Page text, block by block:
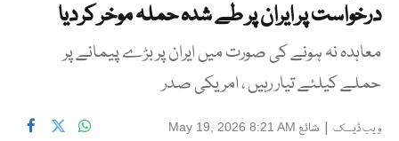
درخواست پر ایران پر طے شدہ حملہ موخر کر دیا
معاہدہ نہ ہونے کی صورت میں ایران پر بڑے پیمانے پر
حملے کیلئے تیار رہیں ، امریکی صدر
ویب ڈیسک | شائع May 19, 2026 8:21 AM